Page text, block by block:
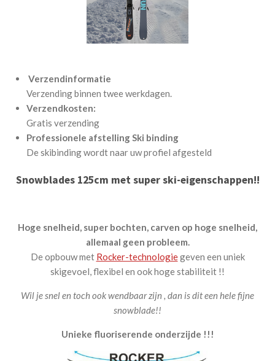
Verzendinformatie
Verzending binnen twee werkdagen.
Verzendkosten:
Gratis verzending
Professionele afstelling Ski binding
De skibinding wordt naar uw profiel afgesteld
Snowblades 125cm met super ski-eigenschappen!!
Hoge snelheid, super bochten, carven op hoge snelheid,
allemaal geen probleem.
De opbouw met Rocker-technologiegeven een uniek
skigevoel, flexibel en ook hoge stabiliteit !!
Wil je snel en toch ook wendbaar zijn , dan is dit een hele fijne
snowblade!!
Unieke fluoriserende onderzijde !!!